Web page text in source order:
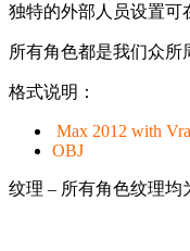
独特的外部人员设置可
所有角色都是我们众所
格式说明：
Max 2012 with
OBJ
纹理 – 所有角色纹理均